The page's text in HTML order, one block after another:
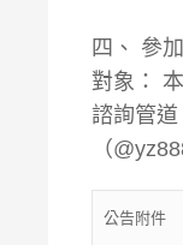
四、 參
對象：
諮詢管
（
公告附件